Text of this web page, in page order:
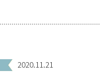
2020.11.21